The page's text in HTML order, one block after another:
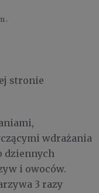
stronie
wdrażania
dziennych
i owoców.
3 razy